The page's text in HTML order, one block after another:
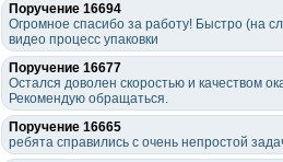
Поручение 16694
Огромное спасибо за работу! Быстро (на
видео процесс упаковки
Поручение 16677
Остался доволен скоростью и качеством
Рекомендую обращаться.
Поручение 16665
ребята справились с очень непростой